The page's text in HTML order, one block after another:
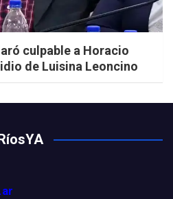
culpable a Horacio
de Luisina Leoncino